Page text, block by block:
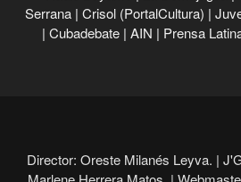
Serrana | Crisol (PortalCultura) |
| Cubadebate | AIN | Prensa
Director: Oreste Milanés Leyva. |